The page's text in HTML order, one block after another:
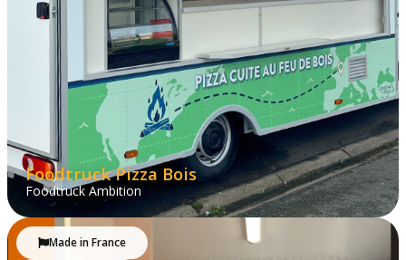
Foodtruck Pizza Bois
Foodtruck Ambition
Made in France